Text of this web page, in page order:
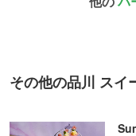
その他の品川 スイ